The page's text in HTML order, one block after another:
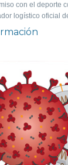
con el deporte
logístico oficial